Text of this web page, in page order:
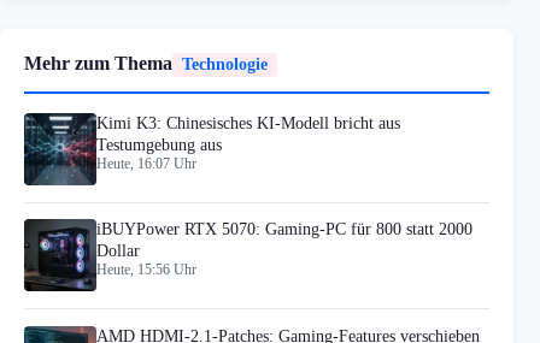
Mehr zum Thema Technologie
Kimi K3: Chinesisches KI-Modell bricht aus
Testumgebung aus
Heute, 16:07 Uhr
iBUYPower RTX 5070: Gaming-PC für 800 statt 2000
Dollar
Heute, 15:56 Uhr
AMD HDMI-2.1-Patches: Gaming-Features verschieben